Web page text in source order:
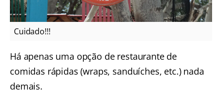
Cuidado!!!
Há apenas uma opção de restaurante de
comidas rápidas (wraps, sanduíches, etc.) nada
demais.